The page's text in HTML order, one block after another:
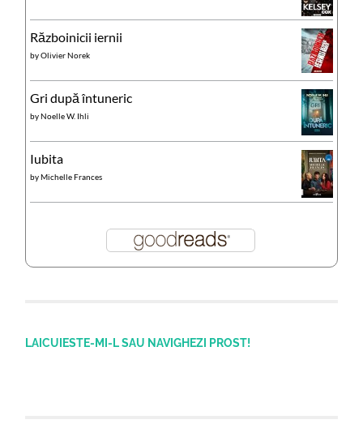
Războinicii iernii
byOlivier Norek
Gri după întuneric
byNoelle W. Ihli
Iubita
byMichelle Frances
LAICUIESTE-MI-L SAU NAVIGHEZI PROST!